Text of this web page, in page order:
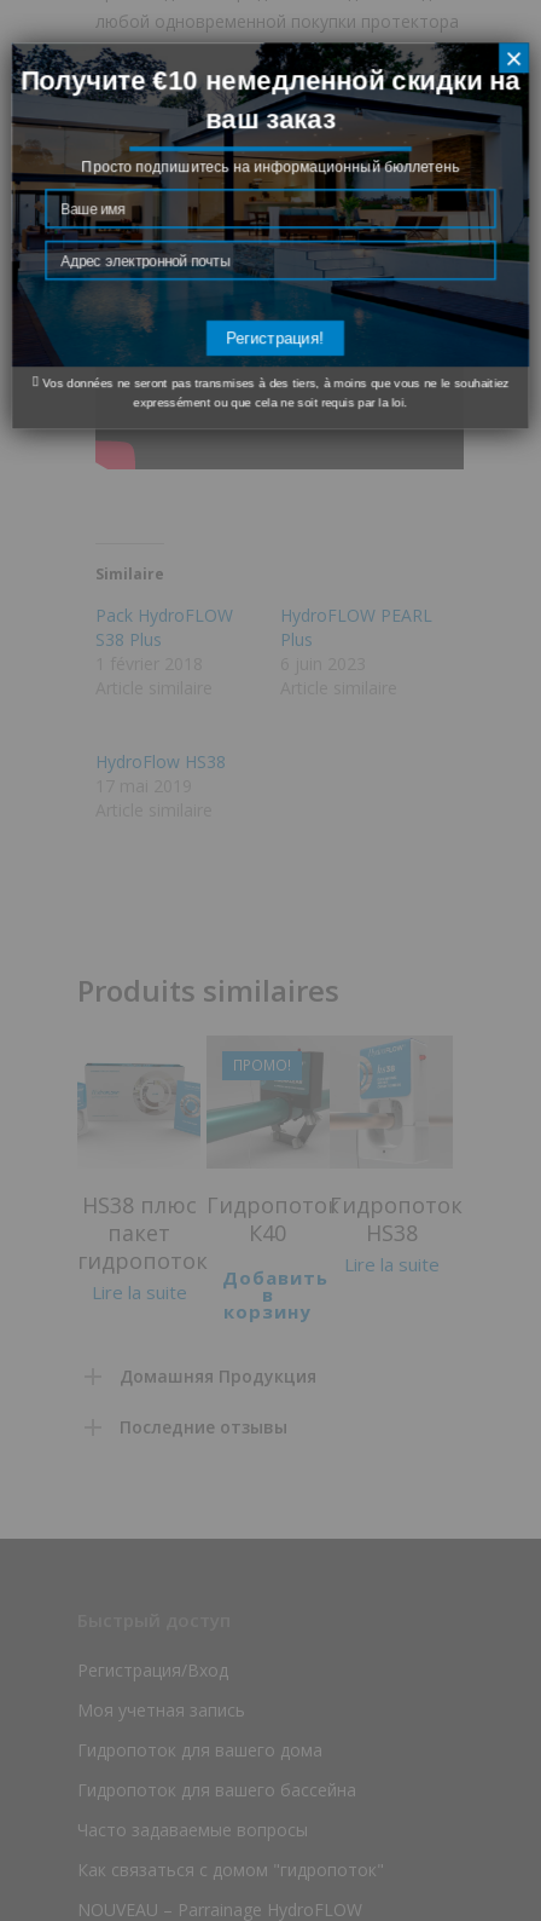
любой одновременной покупки протектора
на нашем сайте благодаряГидропоток S38
плюс пакет.
Наработка на отказ * 36 лет (* среднее
время, записанное до сбоя)
S38 гидропоток монтажа видео
Similaire
Pack HydroFLOW
S38 Plus
HydroFLOW PEARL
Plus
HydroFlow HS38
Produits similaires
HS38 плюс
пакет
гидропоток
Lire la suite
ПРОМО!
1,550.00
5.00
Гидропоток
К40
Добавить
в
корзину
Гидропоток
HS38
Lire la suite
Домашняя Продукция
Последние отзывы
Регистрация/Вход
Моя учетная запись
Гидропоток для вашего дома
Гидропоток для вашего бассейна
Часто задаваемые вопросы
Как связаться с домом "гидропоток"
NOUVEAU – Parrainage HydroFLOW
Получите €10 немедленной скидки на
ваш заказ
Просто подпишитесь на информационный бюллетень
Vos données ne seront pas transmises à des tiers, à moins que vous ne le souhaitiez
expressément ou que cela ne soit requis par la loi.
Регистрация!
×